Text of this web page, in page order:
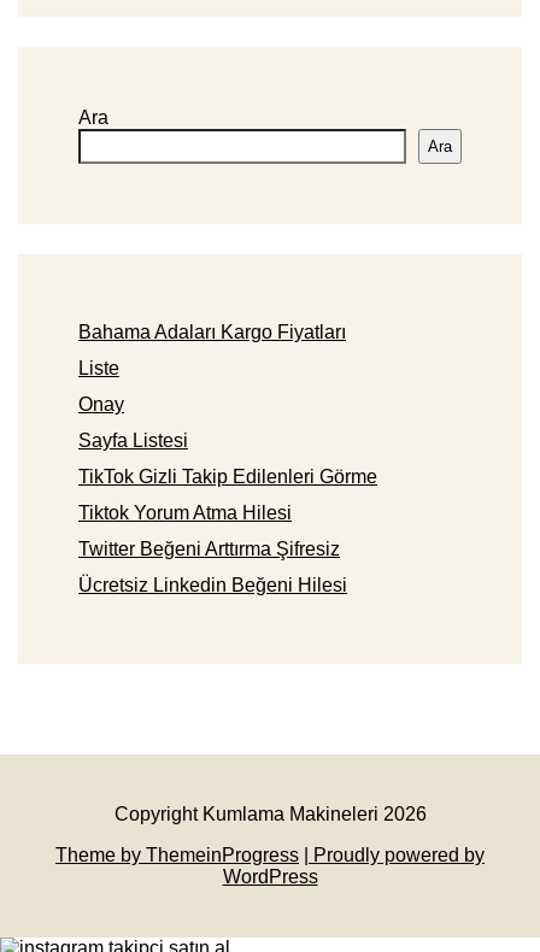
Ara
Ara
Bahama Adaları Kargo Fiyatları
Liste
Onay
Sayfa Listesi
TikTok Gizli Takip Edilenleri Görme
Tiktok Yorum Atma Hilesi
Twitter Beğeni Arttırma Şifresiz
Ücretsiz Linkedin Beğeni Hilesi
Copyright Kumlama Makineleri 2026
Theme by ThemeinProgress
| Proudly powered by
WordPress